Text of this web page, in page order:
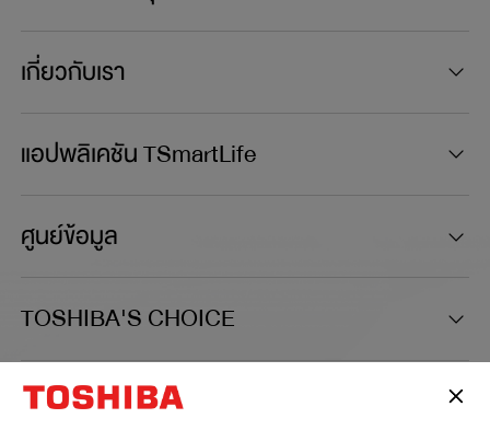
เกี่ยวกับเรา
แอปพลิเคชัน TSmartLife
ศูนย์ข้อมูล
TOSHIBA'S CHOICE
เชื่อมต่อกับเรา: